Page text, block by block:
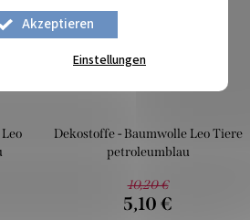
Akzeptieren
Einstellungen
Dekostoffe - Baumwolle Leo Tiere
petroleumblau
10,20 €
5,10 €